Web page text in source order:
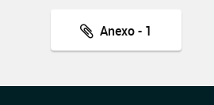
Anexo - 1